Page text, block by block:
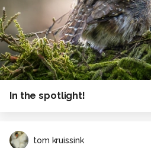
In the spotlight!
tom kruissink